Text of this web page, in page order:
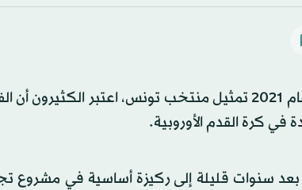
عندما قرر حنبعل المجبري في عام 2021 تمثيل منتخب تونس،
في كرة القدم الأوروبية.
سنوات قليلة إلى ركيزة أساسية في مشروع